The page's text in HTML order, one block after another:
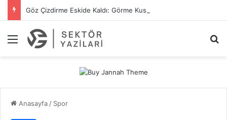
Menü
Anasayfa/ Spor